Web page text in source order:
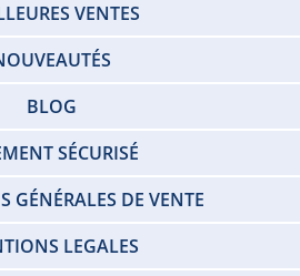
VENTES
BLOG
SÉCURISÉ
GÉNÉRALES DE VENTE
LEGALES